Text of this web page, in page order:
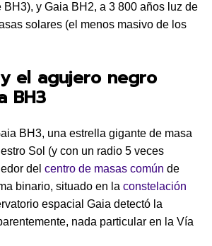
BH3), y Gaia BH2, a 3 800 años luz de
solares (el menos masivo de los
el agujero negro
BH3
BH3, una estrella gigante de masa
Sol (y con un radio 5 veces
del centro de masas común de
binario, situado en la constelación
espacial Gaia detectó la
nada particular en la Vía